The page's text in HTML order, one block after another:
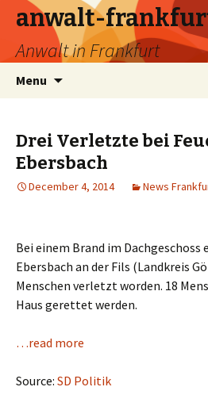
anwalt-
Anwalt in Frankfurt
Menu
Drei Verletzte bei
Ebersbach
December 4, 2014 News
Bei einem Brand im Dachgeschoss
Ebersbach an der Fils (Landkreis
Menschen verletzt worden. 18
Haus gerettet werden.
…read more
Source: SD Politik